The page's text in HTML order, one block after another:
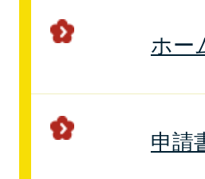
ホー
申請